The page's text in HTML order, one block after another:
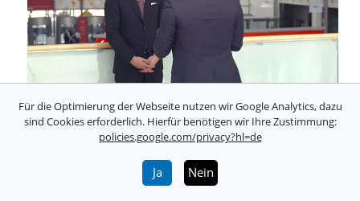
Transport- und Logistikbranche:
Konjunkturelle Entwicklung
Für die Optimierung der Webseite nutzen wir Google Analytics, dazu
sind Cookies erforderlich. Hierfür benötigen wir Ihre Zustimmung:
policies.google.com/privacy?hl=de
Ja Nein